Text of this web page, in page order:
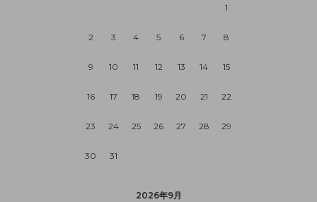
1
2 3 4 5 6 7 8
9 10 11 12 13 14 15
16 17 18 19 20 21 22
23 24 25 26 27 28 29
30 31
2026年9月